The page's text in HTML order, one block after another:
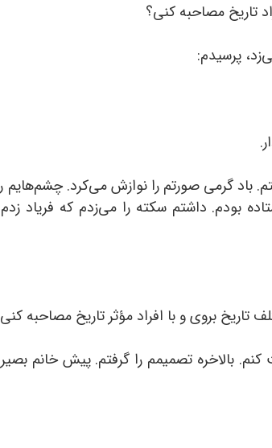
تاریخ مصاحبه کنی؟
پرسیدم:
باد گرمی صورتم را نوازش می‌کرد. چشم‌هایم
بودم. داشتم سکته را می‌زدم که فریاد
بروی و با افراد مؤثر تاریخ مصاحبه
بالاخره تصمیمم را گرفتم. پیش خانم